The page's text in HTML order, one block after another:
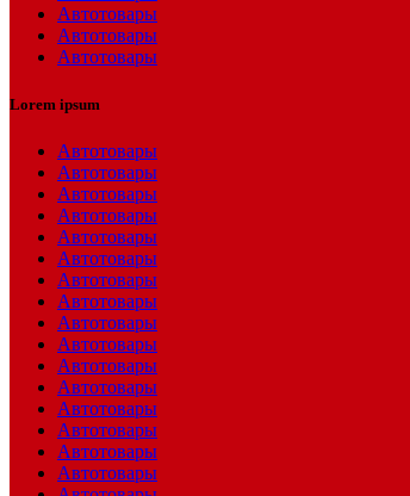
Автотовары
Автотовары
Автотовары
Lorem ipsum
Автотовары
Автотовары
Автотовары
Автотовары
Автотовары
Автотовары
Автотовары
Автотовары
Автотовары
Автотовары
Автотовары
Автотовары
Автотовары
Автотовары
Автотовары
Автотовары